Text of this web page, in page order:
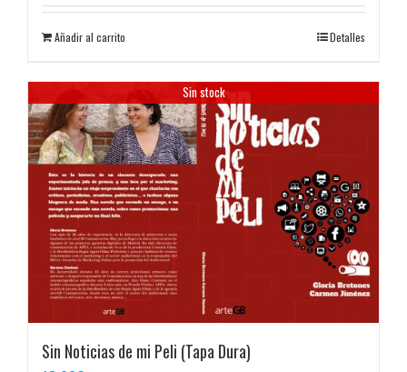
Añadir al carrito Detalles
Sin stock
Sin Noticias de mi Peli (Tapa Dura)